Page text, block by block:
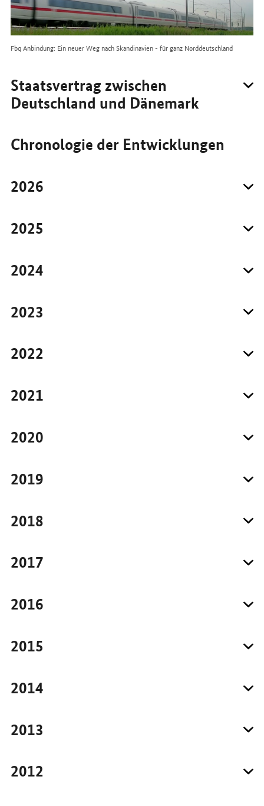
Fbq Anbindung: Ein neuer Weg nach Skandinavien - für ganz Norddeutschland
Staatsvertrag zwischen
Deutschland und Dänemark
Chronologie der Entwicklungen
2026
2025
2024
2023
2022
2021
2020
2019
2018
2017
2016
2015
2014
2013
2012